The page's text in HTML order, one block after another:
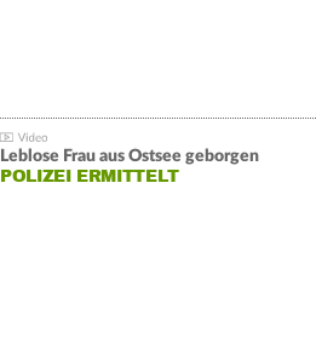
Leblose Frau aus Ostsee geborgen
POLIZEI ERMITTELT